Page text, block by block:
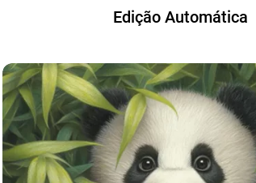
Edição Automática